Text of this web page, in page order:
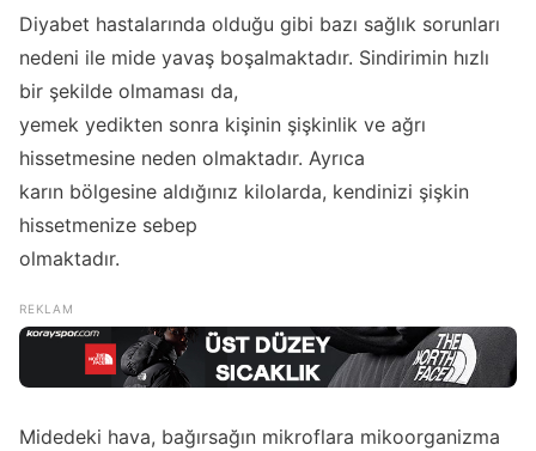
Diyabet hastalarında olduğu gibi bazı sağlık sorunları
nedeni ile mide yavaş boşalmaktadır. Sindirimin hızlı
bir şekilde olmaması da,
yemek yedikten sonra kişinin şişkinlik ve ağrı
hissetmesine neden olmaktadır. Ayrıca
karın bölgesine aldığınız kilolarda, kendinizi şişkin
hissetmenize sebep
olmaktadır.
Midedeki hava, bağırsağın mikroflara mikoorganizma